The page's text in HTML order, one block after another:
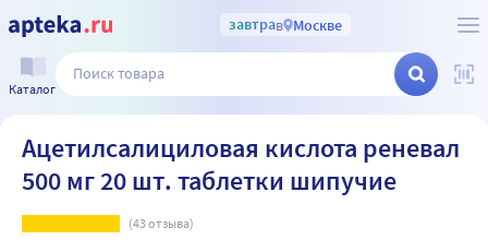
завтрав Москве
Каталог
Ацетилсалициловая кислота реневал
500 мг 20 шт. таблетки шипучие
(43отзыва)